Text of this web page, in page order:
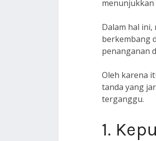
Dalam hal
berkembang
penanganan
Oleh karena
tanda yang
terganggu.
1.